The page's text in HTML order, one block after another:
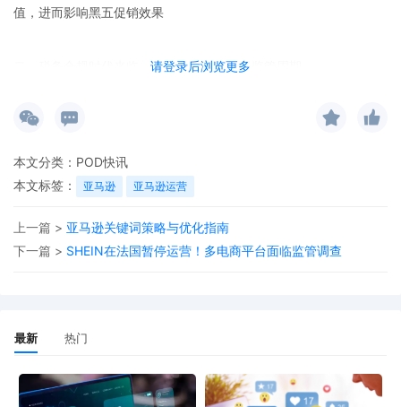
请登录后浏览更多
值，进而影响黑五促销效果
二、税务合规时代来临，跨境卖家迎来最强监管周期
激增一度瘫痪，折射出行业集体性合规焦虑。
信息透明化：亚马逊、Temu、TikTok等平台已完成税务备案，按季
度向税务机关报送卖家数据
稽查启动：多地卖家收到税务自查通知，部分被电话核查企业名称
行业影响：粗放税务操作已成历史，合规化成为生存必备条件
三、规避路径风险剖析：“借道香港”模式暗藏隐患
本文分类： POD快讯
本文标签：
亚马逊 亚马逊运营
上一篇 > 亚马逊关键词策略与优化指南
下一篇 > SHEIN在法国暂停运营！多电商平台面临监管调查
最新 热门